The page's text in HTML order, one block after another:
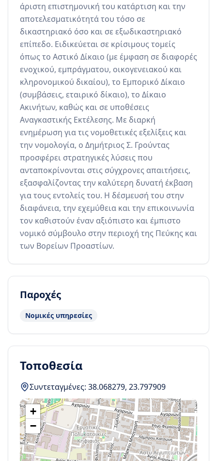
άριστη επιστημονική του κατάρτιση και την
αποτελεσματικότητά του τόσο σε
δικαστηριακό όσο και σε εξωδικαστηριακό
επίπεδο. Ειδικεύεται σε κρίσιμους τομείς
όπως το Αστικό Δίκαιο (με έμφαση σε διαφορές
ενοχικού, εμπράγματου, οικογενειακού και
κληρονομικού δικαίου), το Εμπορικό Δίκαιο
(συμβάσεις, εταιρικό δίκαιο), το Δίκαιο
Ακινήτων, καθώς και σε υποθέσεις
Αναγκαστικής Εκτέλεσης. Με διαρκή
ενημέρωση για τις νομοθετικές εξελίξεις και
την νομολογία, ο Δημήτριος Σ. Γρούντας
προσφέρει στρατηγικές λύσεις που
ανταποκρίνονται στις σύγχρονες απαιτήσεις,
εξασφαλίζοντας την καλύτερη δυνατή έκβαση
για τους εντολείς του. Η δέσμευσή του στην
διαφάνεια, την εχεμύθεια και την επικοινωνία
τον καθιστούν έναν αξιόπιστο και έμπιστο
νομικό σύμβουλο στην περιοχή της Πεύκης και
των Βορείων Προαστίων.
Παροχές
Νομικές υπηρεσίες
Τοποθεσία
Συντεταγμένες: 38.068279, 23.797909
+
−